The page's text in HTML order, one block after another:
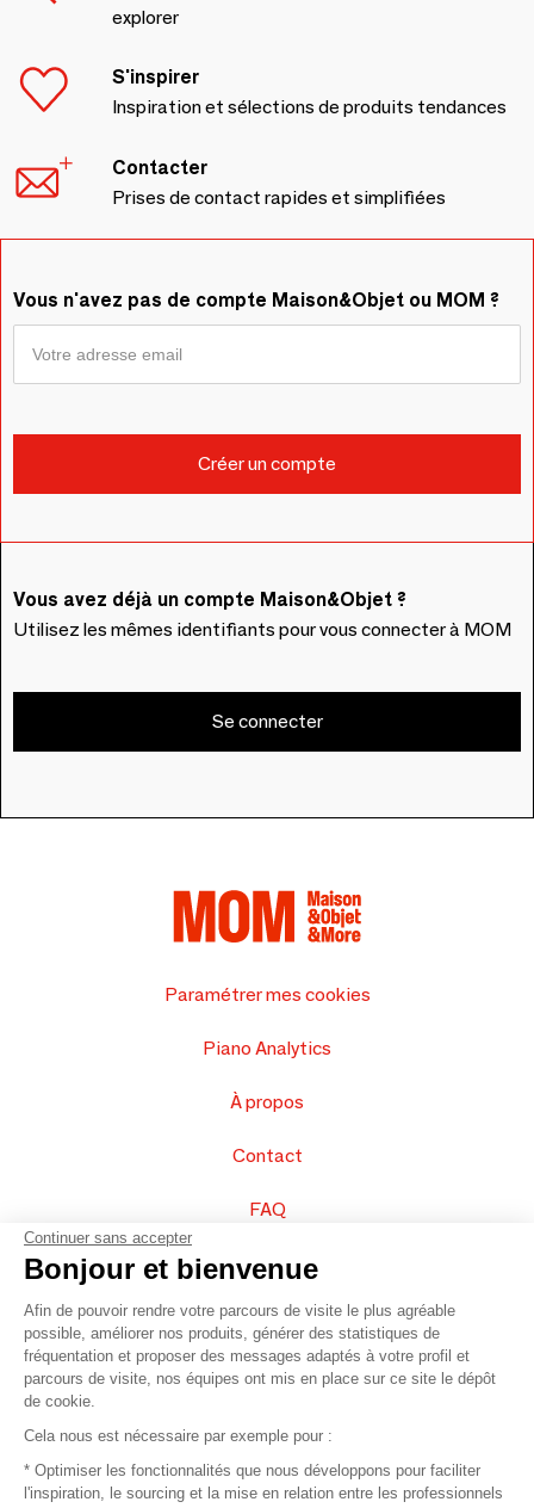
explorer
S'inspirer
Inspiration et sélections de produits tendances
Contacter
Prises de contact rapides et simplifiées
Vous n'avez pas de compte Maison&Objet ou MOM ?
Vous avez déjà un compte Maison&Objet ?
Utilisez les mêmes identifiants pour vous connecter à MOM
Se connecter
Paramétrer mes cookies
Piano Analytics
À propos
Contact
FAQ
Vendez vos produits
Plan du site
© 2016 –Organisation SAFI
Recrutement
Continuer sans accepter
Bonjour et bienvenue
Afin de pouvoir rendre votre parcours de visite le plus agréable
possible, améliorer nos produits, générer des statistiques de
fréquentation et proposer des messages adaptés à votre profil et
parcours de visite, nos équipes ont mis en place sur ce site le dépôt
de cookie.
Cela nous est nécessaire par exemple pour :
* Optimiser les fonctionnalités que nous développons pour faciliter
l'inspiration, le sourcing et la mise en relation entre les professionnels